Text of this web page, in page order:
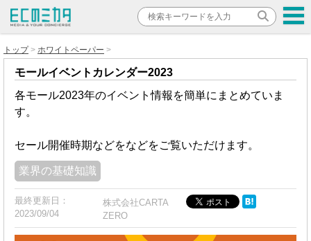
トップ ホワイトペーパー
モールイベントカレンダー2023
各モール2023年のイベント情報を簡単にまとめていま
す。
セール開催時期などをなどをご覧いただけます。
業界の基礎知識
最終更新日：
2023/09/04
株式会社CARTA
ZERO